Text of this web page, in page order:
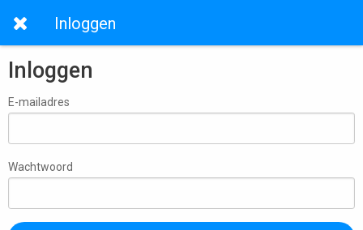
Inloggen
Inloggen
E-mailadres
Wachtwoord